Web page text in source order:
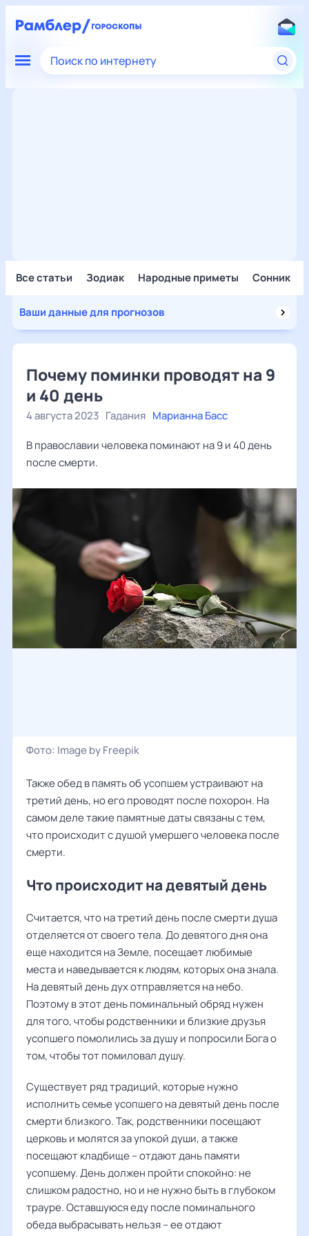
Поиск по интернету
Все статьи Зодиак Народные приметы Сонник
Ваши данные для прогнозов
Почему поминки проводят на 9
и 40 день
4 августа 2023 Гадания Марианна Басс
В православии человека поминают на 9 и 40 день
после смерти.
Фото: Image by Freepik
Также обед в память об усопшем устраивают на
третий день, но его проводят после похорон. На
самом деле такие памятные даты связаны с тем,
что происходит с душой умершего человека после
смерти.
Что происходит на девятый день
Считается, что на третий день после смерти душа
отделяется от своего тела. До девятого дня она
еще находится на Земле, посещает любимые
места и наведывается к людям, которых она знала.
На девятый день дух отправляется на небо.
Поэтому в этот день поминальный обряд нужен
для того, чтобы родственники и близкие друзья
усопшего помолились за душу и попросили Бога о
том, чтобы тот помиловал душу.
Существует ряд традиций, которые нужно
исполнить семье усопшего на девятый день после
смерти близкого. Так, родственники посещают
церковь и молятся за упокой души, а также
посещают кладбище – отдают дань памяти
усопшему. День должен пройти спокойно: не
слишком радостно, но и не нужно быть в глубоком
трауре. Оставшуюся еду после поминального
обеда выбрасывать нельзя – ее отдают